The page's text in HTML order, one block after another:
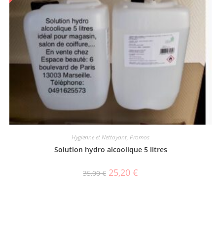
Hygienne et Nettoyant, Promos
Solution hydro alcoolique 5 litres
35,00€ 25,20 €